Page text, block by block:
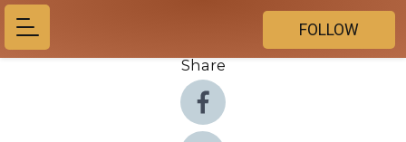
FOLLOW
Share